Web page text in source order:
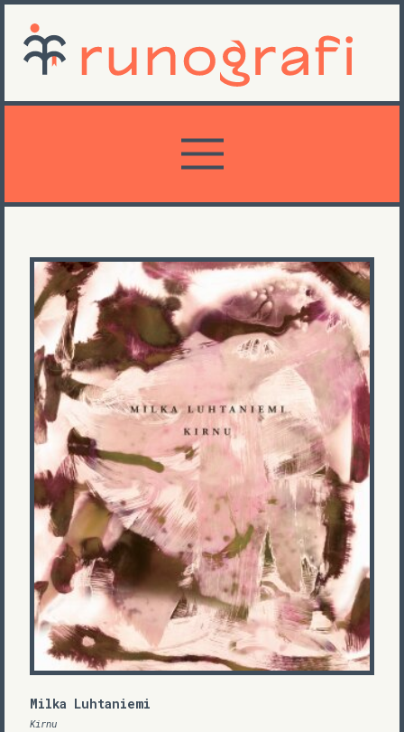
Milka Luhtaniemi
Kirnu